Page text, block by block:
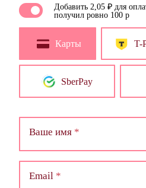
Добавить 2,05 ₽ для
получил ровно 100 р
Карты T-
SberPay
Ваше имя
Email